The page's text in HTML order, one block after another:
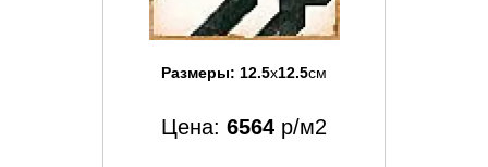
Размеры: 12.5x12.5см
Цена: 6564 р/м2